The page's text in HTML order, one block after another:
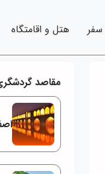
سفر هتل و اقامتگاه
مقاصد